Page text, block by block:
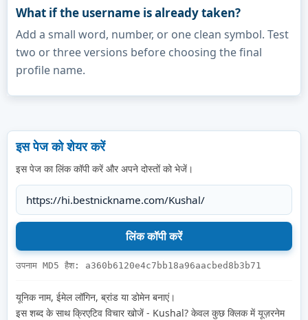
What if the username is already taken?
Add a small word, number, or one clean symbol. Test
two or three versions before choosing the final
profile name.
इस पेज को शेयर करें
इस पेज का लिंक कॉपी करें और अपने दोस्तों को भेजें।
उपनाम MD5 हैश: a360b6120e4c7bb18a96aacbed8b3b71
यूनिक नाम, ईमेल लॉगिन, ब्रांड या डोमेन बनाएं।
इस शब्द के साथ क्रिएटिव विचार खोजें - Kushal? केवल कुछ क्लिक में यूज़रनेम